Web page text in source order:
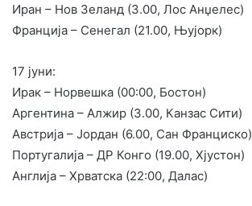
Иран – Нов Зеланд (3.00, Лос Анџелес)
Франција – Сенегал (21.00, Њујорк)
17 јуни:
Ирак – Норвешка (00:00, Бостон)
Аргентина – Алжир (3.00, Канзас Сити)
Австрија – Јордан (6.00, Сан Франциско)
Португалија – ДР Конго (19.00, Хјустон)
Англија – Хрватска (22:00, Далас)